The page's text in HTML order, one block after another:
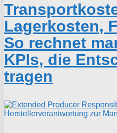
Lagerkosten,
So rechnet
KPIs, die
tragen